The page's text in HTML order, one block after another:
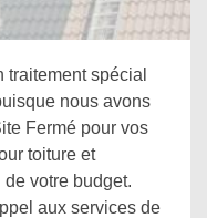
traitement spécial
nous avons
Fermé pour vos
toiture et
votre budget.
aux services de